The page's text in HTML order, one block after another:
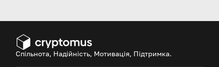
Спільнота, Надійність, Мотивація, Підтримка.